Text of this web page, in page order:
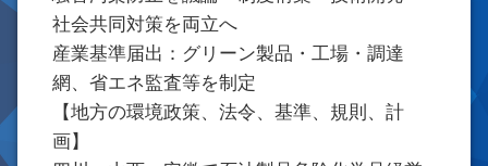
社会共同対策を両立へ
産業基準届出：グリーン製品・工場・調達
網、省エネ監査等を制定
【地方の環境政策、法令、基準、規則、計
画】